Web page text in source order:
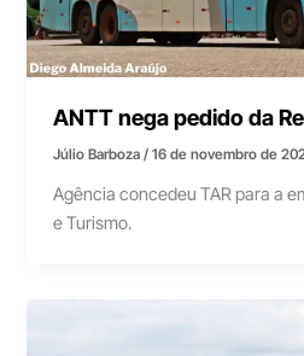
ANTT nega pedido da
Júlio Barboza/16 de novembro de
Agência concedeu TAR para a
e Turismo.